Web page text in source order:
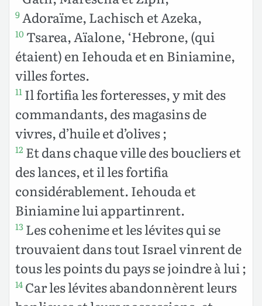
9Adoraïme, Lachisch et Azeka,
10 Tsarea, Aïalone, ‘Hebrone, (qui
étaient) en Iehouda et en Biniamine,
villes fortes.
11 Il fortifia les forteresses, y mit des
commandants, des magasins de
vivres, d’huile et d’olives ;
12 Et dans chaque ville des boucliers et
des lances, et il les fortifia
considérablement. Iehouda et
Biniamine lui appartinrent.
13 Les cohenime et les lévites qui se
trouvaient dans tout Israel vinrent de
tous les points du pays se joindre à lui ;
14 Car les lévites abandonnèrent leurs